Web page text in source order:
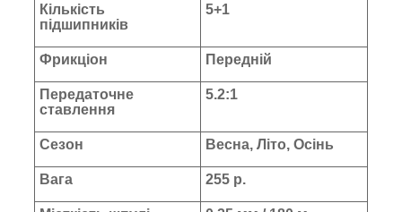
Кількість
підшипників
5+1
Фрикціон Передній
Передаточне
ставлення
5.2:1
Сезон Весна, Літо, Осінь
Вага 255 р.